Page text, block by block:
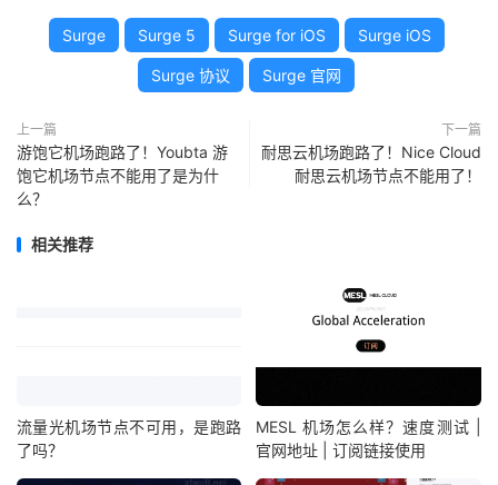
Surge Surge 5 Surge for iOS Surge iOS
Surge 协议 Surge 官网
上一篇
游饱它机场跑路了！Youbta 游
饱它机场节点不能用了是为什
么？
下一篇
耐思云机场跑路了！Nice Cloud
耐思云机场节点不能用了！
相关推荐
流量光机场节点不可用，是跑路
了吗？
MESL 机场怎么样？速度测试 |
官网地址 | 订阅链接使用